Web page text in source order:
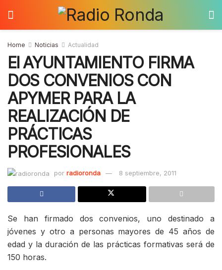
Home Noticias Actualidad
El AYUNTAMIENTO FIRMA
DOS CONVENIOS CON
APYMER PARA LA
REALIZACIÓN DE
PRÁCTICAS
PROFESIONALES
por radioronda 8 septiembre, 2011
Se han firmado dos convenios, uno destinado a
jóvenes y otro a personas mayores de 45 años de
edad y la duración de las prácticas formativas será de
150 horas.